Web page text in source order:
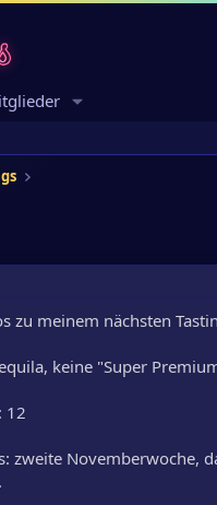
zu meinem nächsten
keine "Super
12
zweite Novemberwoche,